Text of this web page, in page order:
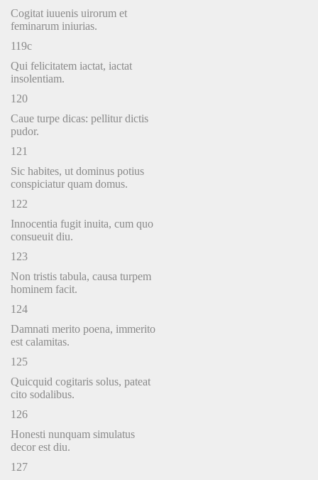
Cogitat iuuenis uirorum et
feminarum iniurias.
119c
Qui felicitatem iactat, iactat
insolentiam.
120
Caue turpe dicas: pellitur dictis
pudor.
121
Sic habites, ut dominus potius
conspiciatur quam domus.
122
Innocentia fugit inuita, cum quo
consueuit diu.
123
Non tristis tabula, causa turpem
hominem facit.
124
Damnati merito poena, immerito
est calamitas.
125
Quicquid cogitaris solus, pateat
cito sodalibus.
126
Honesti nunquam simulatus
decor est diu.
127